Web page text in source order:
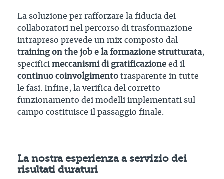
La soluzione per rafforzare la fiducia dei
collaboratori nel percorso di trasformazione
intrapreso prevede un mix composto dal
training on the job e la formazione strutturata,
specifici meccanismi di gratificazione ed il
continuo coinvolgimento trasparente in tutte
le fasi. Infine, la verifica del corretto
funzionamento dei modelli implementati sul
campo costituisce il passaggio finale.
La nostra esperienza a servizio dei
risultati duraturi